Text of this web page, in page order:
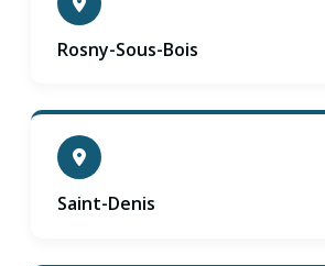
Rosny-Sous-Bois
Saint-Denis